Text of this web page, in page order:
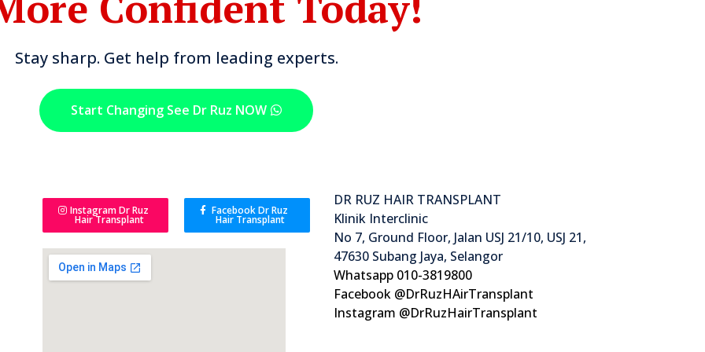
Stay sharp. Get help from leading experts.
Start Changing See Dr Ruz NOW
Instagram Dr Ruz
Hair Transplant
Facebook Dr Ruz
Hair Transplant
DR RUZ HAIR TRANSPLANT
Klinik Interclinic
No 7, Ground Floor, Jalan USJ 21/10, USJ 21,
47630 Subang Jaya, Selangor
Whatsapp 010-3819800
Facebook @DrRuzHAirTransplant
Instagram @DrRuzHairTransplant